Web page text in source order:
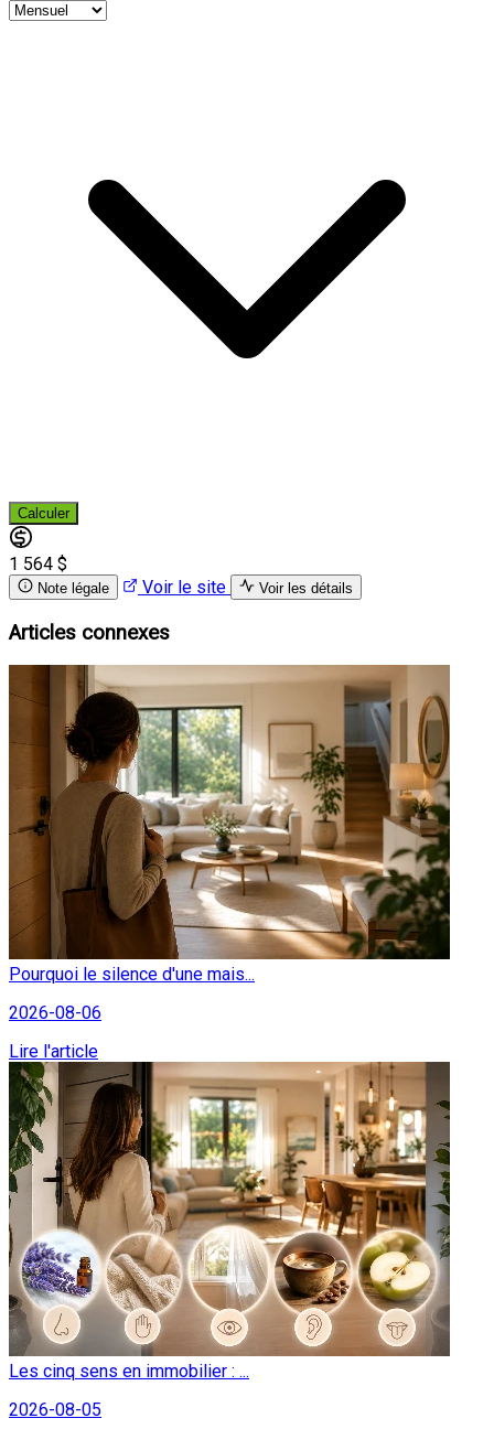
Calculer
1 564 $
Note légale Voir le site Voir les détails
Articles connexes
Pourquoi le silence d'une mais...
2026-08-06
Lire l'article
Les cinq sens en immobilier : ...
2026-08-05